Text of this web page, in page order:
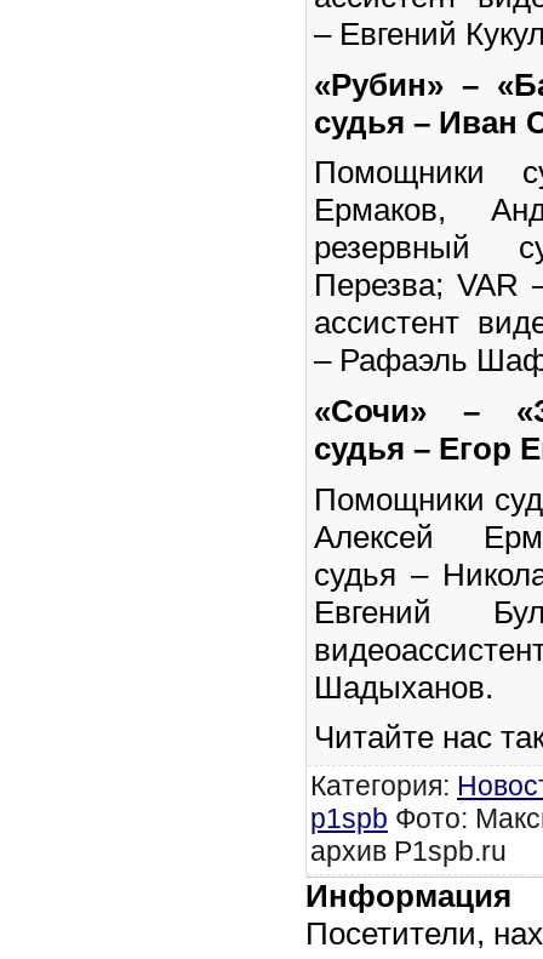
– Евгений
«Рубин» –
судья – Иван
Помощники
Ермаков,
резервный
Перезва; VAR
ассистент
– Рафаэль
«Сочи» –
судья – Егор
Помощники
Алексей
судья –
Евгений
Шадыханов.
Читайте нас
Категория:
p1spb Фото:
архив P1spb.ru
Информация
Посетители,